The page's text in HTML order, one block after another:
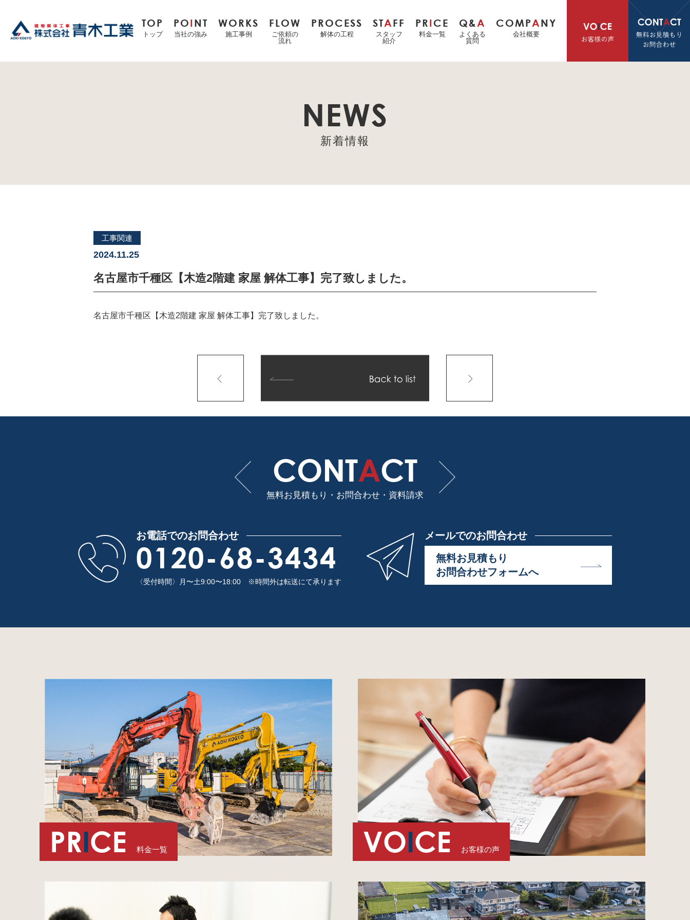
TOP
トップ
POINT
当社の強み
WORKS
施工事例
FLOW
ご依頼の
流れ
PROCESS
解体の工程
STAFF
スタッフ
紹介
PRICE
料金一覧
Q& A
よくある
質問
COMPANY
会社概要
NEWS
新着情報
工事関連
2024.11.25
名古屋市千種区【木造2階建 家屋 解体工事】完了致しました。
名古屋市千種区【木造2階建 家屋 解体工事】完了致しました。
CONTACT
無料お見積もり・お問合わせ・ 資料請求
お電話でのお問合わせ
0120-68-3434
〈受付時間〉月〜土9:00〜18:00 ※時間外は転送にて承ります
メールでのお問合わせ
無料お見積もり
お問合わせフォームへ
PRICE 料金一覧 VOICE お客様の声